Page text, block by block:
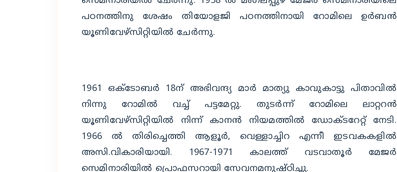
പഠനത്തിനു ശേഷം തിയോളജി പഠനത്തിനായി റോമിലെ ഉര്‍ബന്‍
യൂണിവേഴ്‌സിറ്റിയില്‍ ചേര്‍ന്നു.
1961 ഒക്‌ടോബര്‍ 18ന് അഭിവന്ദ്യ മാര്‍ മാത്യു കാവുകാട്ടു പിതാവില്‍
നിന്നു റോമില്‍ വച്ച് പട്ടമേറ്റു. തുടര്‍ന്ന് റോമിലെ ലാറ്ററന്‍
യൂണിവേഴ്‌സിറ്റിയില്‍ നിന്ന് കാനന്‍ നിയമത്തില്‍ ഡോക്ടറേറ്റ് നേടി.
1966 ല്‍ തിരിച്ചെത്തി ആളൂര്‍, വെള്ളാച്ചിറ എന്നീ ഇടവകകളില്‍
അസി.വികാരിയായി. 1967-1971 കാലത്ത് വടവാതൂര്‍ മേജര്‍
സെമിനാരിയില്‍ പ്രൊഫസറായി സേവനമനുഷ്ഠിച്ചു.